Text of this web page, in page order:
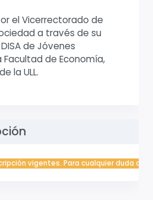
el Vicerrectorado de
a través de su
de Jóvenes
Facultad de Economía,
la ULL.
vigentes. Para cualquier duda